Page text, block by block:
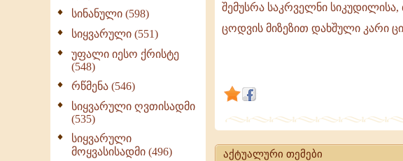
სინანული (598)
სიყვარული (551)
უფალი იესო ქრისტე
(548)
რწმენა (546)
სიყვარული ღვთისადმი
(535)
სიყვარული
მოყვასისადმი (496)
ჭეშმარიტება,
უფალი
შემუსრა საკრველნი სიკუდილისა,
ცოდვის მიზეზით დახშული კარი
აქტუალური თემები